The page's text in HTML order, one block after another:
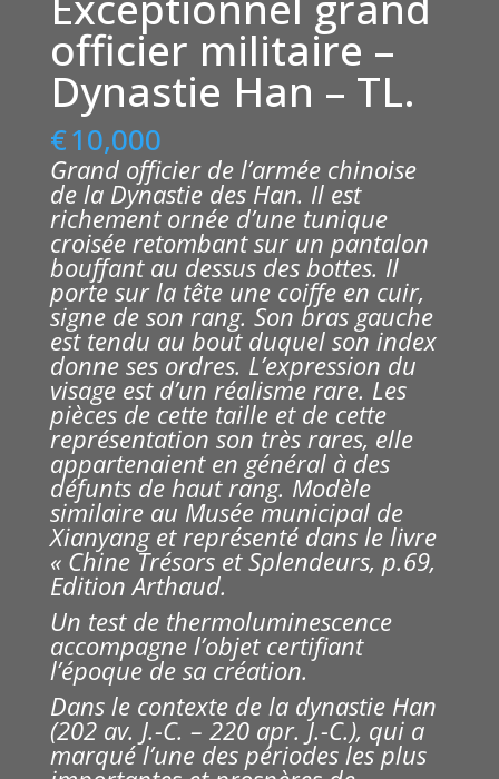
officier militaire –
Dynastie Han – TL.
€10,000
Grand officier de l’armée chinoise
de la Dynastie des Han. Il est
richement ornée d’une tunique
croisée retombant sur un pantalon
bouffant au dessus des bottes. Il
porte sur la tête une coiffe en cuir,
signe de son rang. Son bras gauche
est tendu au bout duquel son index
donne ses ordres. L’expression du
visage est d’un réalisme rare. Les
pièces de cette taille et de cette
représentation son très rares, elle
appartenaient en général à des
défunts de haut rang. Modèle
similaire au Musée municipal de
Xianyang et représenté dans le livre
« Chine Trésors et Splendeurs, p.69,
Edition Arthaud.
Un test de thermoluminescence
accompagne l’objet certifiant
l’époque de sa création.
Dans le contexte de la dynastie Han
(202 av. J.-C. – 220 apr. J.-C.), qui a
marqué l’une des périodes les plus